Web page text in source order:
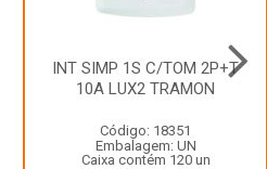
INT SIMP 1S C/TOM 2P+T
10A LUX2 TRAMON
Código: 18351
Embalagem: UN
Caixa contém 120 un